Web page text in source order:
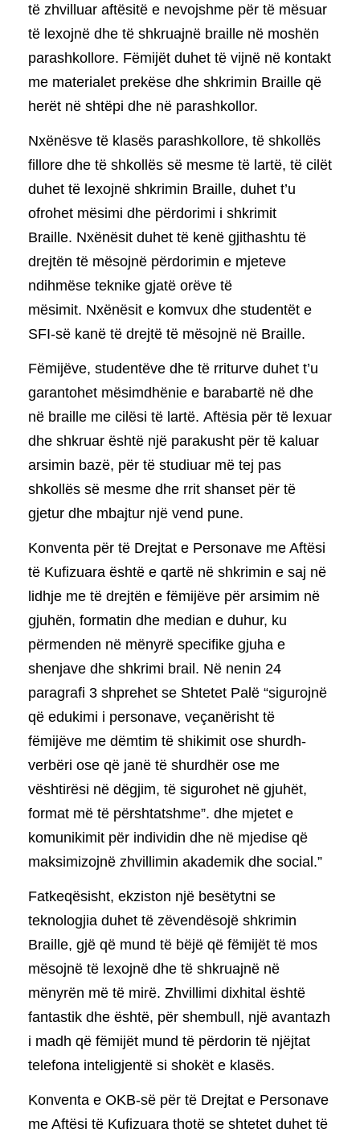
të zhvilluar aftësitë e nevojshme për të mësuar
të lexojnë dhe të shkruajnë braille në moshën
parashkollore. Fëmijët duhet të vijnë në kontakt
me materialet prekëse dhe shkrimin Braille që
herët në shtëpi dhe në parashkollor.
Nxënësve të klasës parashkollore, të shkollës
fillore dhe të shkollës së mesme të lartë, të cilët
duhet të lexojnë shkrimin Braille, duhet t’u
ofrohet mësimi dhe përdorimi i shkrimit
Braille. Nxënësit duhet të kenë gjithashtu të
drejtën të mësojnë përdorimin e mjeteve
ndihmëse teknike gjatë orëve të
mësimit. Nxënësit e komvux dhe studentët e
SFI-së kanë të drejtë të mësojnë në Braille.
Fëmijëve, studentëve dhe të rriturve duhet t’u
garantohet mësimdhënie e barabartë në dhe
në braille me cilësi të lartë. Aftësia për të lexuar
dhe shkruar është një parakusht për të kaluar
arsimin bazë, për të studiuar më tej pas
shkollës së mesme dhe rrit shanset për të
gjetur dhe mbajtur një vend pune.
Konventa për të Drejtat e Personave me Aftësi
të Kufizuara është e qartë në shkrimin e saj në
lidhje me të drejtën e fëmijëve për arsimim në
gjuhën, formatin dhe median e duhur, ku
përmenden në mënyrë specifike gjuha e
shenjave dhe shkrimi brail. Në nenin 24
paragrafi 3 shprehet se Shtetet Palë “sigurojnë
që edukimi i personave, veçanërisht të
fëmijëve me dëmtim të shikimit ose shurdh-
verbëri ose që janë të shurdhër ose me
vështirësi në dëgjim, të sigurohet në gjuhët,
format më të përshtatshme”. dhe mjetet e
komunikimit për individin dhe në mjedise që
maksimizojnë zhvillimin akademik dhe social.”
Fatkeqësisht, ekziston një besëtytni se
teknologjia duhet të zëvendësojë shkrimin
Braille, gjë që mund të bëjë që fëmijët të mos
mësojnë të lexojnë dhe të shkruajnë në
mënyrën më të mirë. Zhvillimi dixhital është
fantastik dhe është, për shembull, një avantazh
i madh që fëmijët mund të përdorin të njëjtat
telefona inteligjentë si shokët e klasës.
Konventa e OKB-së për të Drejtat e Personave
me Aftësi të Kufizuara thotë se shtetet duhet të